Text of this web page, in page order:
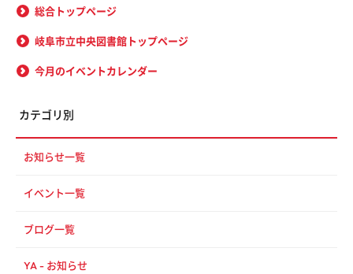
総合トップページ
岐阜市立中央図書館トップページ
今月のイベントカレンダー
カテゴリ別
お知らせ一覧
イベント一覧
ブログ一覧
YA - お知らせ